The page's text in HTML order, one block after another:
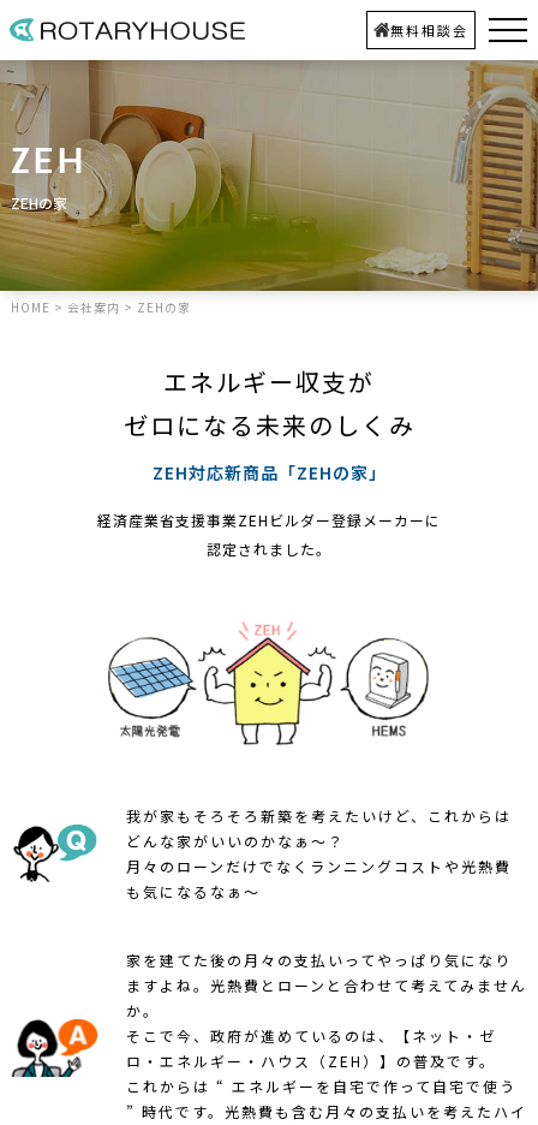
無料相談会
ZEH
ZEHの家
HOME > 会社案内 > ZEHの家
エネルギー収支が
ゼロになる未来のしくみ
ZEH対応新商品「ZEHの家」
経済産業省支援事業ZEHビルダー登録メーカーに
認定されました。
我が家もそろそろ新築を考えたいけど、これからは
どんな家がいいのかなぁ～？
月々のローンだけでなくランニングコストや光熱費
も気になるなぁ～
家を建てた後の月々の支払いってやっぱり気になり
ますよね。光熱費とローンと合わせて考えてみません
か。
そこで今、政府が進めているのは、【ネット・ゼ
ロ・エネルギー・ハウス（ZEH）】の普及です。
これからは “ エネルギーを自宅で作って自宅で使う
” 時代です。光熱費も含む月々の支払いを考えたハイ